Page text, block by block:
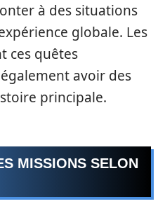
à des situations
globale. Les
ces quêtes
avoir des
principale.
MISSIONS SELON